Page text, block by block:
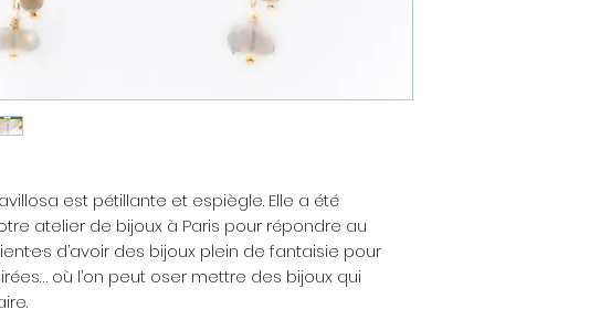
est pétillante et espiègle. Elle a été
atelier de bijoux à Paris pour répondre au
d’avoir des bijoux plein de fantaisie pour
où l’on peut oser mettre des bijoux qui